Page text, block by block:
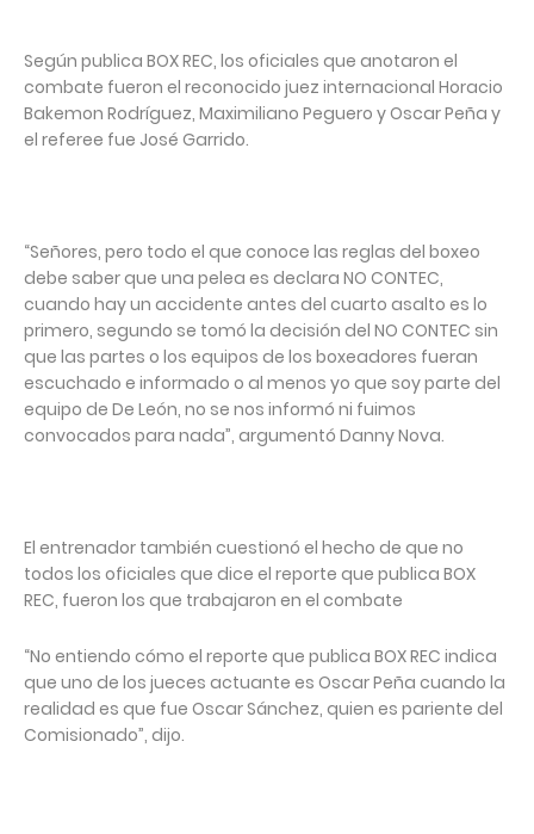
Según publica BOX REC, los oficiales que anotaron el
combate fueron el reconocido juez internacional Horacio
Bakemon Rodríguez, Maximiliano Peguero y Oscar Peña y
el referee fue José Garrido.
“Señores, pero todo el que conoce las reglas del boxeo
debe saber que una pelea es declara NO CONTEC,
cuando hay un accidente antes del cuarto asalto es lo
primero, segundo se tomó la decisión del NO CONTEC sin
que las partes o los equipos de los boxeadores fueran
escuchado e informado o al menos yo que soy parte del
equipo de De León, no se nos informó ni fuimos
convocados para nada”, argumentó Danny Nova.
El entrenador también cuestionó el hecho de que no
todos los oficiales que dice el reporte que publica BOX
REC, fueron los que trabajaron en el combate
“No entiendo cómo el reporte que publica BOX REC indica
que uno de los jueces actuante es Oscar Peña cuando la
realidad es que fue Oscar Sánchez, quien es pariente del
Comisionado”, dijo.